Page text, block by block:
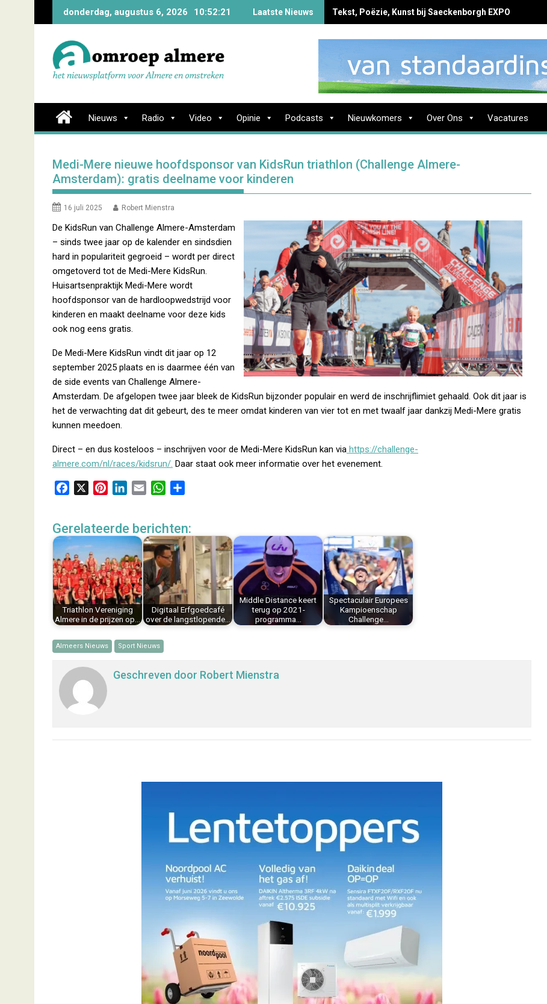
donderdag, augustus 6, 2026 10:52:22 Laatste Nieuws Tekst, Poëzie, Kunst bij Saeckenborgh EXPO
Nieuws Radio Video Opinie Podcasts Nieuwkomers Over Ons Vacatures
Medi-Mere nieuwe hoofdsponsor van KidsRun triathlon (Challenge Almere-
Amsterdam): gratis deelname voor kinderen
16 juli 2025 Robert Mienstra
De KidsRun van Challenge Almere-Amsterdam
– sinds twee jaar op de kalender en sindsdien
hard in populariteit gegroeid – wordt per direct
omgetoverd tot de Medi-Mere KidsRun.
Huisartsenpraktijk Medi-Mere wordt
hoofdsponsor van de hardloopwedstrijd voor
kinderen en maakt deelname voor deze kids
ook nog eens gratis.
De Medi-Mere KidsRun vindt dit jaar op 12
september 2025 plaats en is daarmee één van
de side events van Challenge Almere-
Amsterdam. De afgelopen twee jaar bleek de KidsRun bijzonder populair en werd de inschrijflimiet gehaald. Ook dit jaar is
het de verwachting dat dit gebeurt, des te meer omdat kinderen van vier tot en met twaalf jaar dankzij Medi-Mere gratis
kunnen meedoen.
Direct – en dus kosteloos – inschrijven voor de Medi-Mere KidsRun kan via https://challenge-
almere.com/nl/races/kidsrun/. Daar staat ook meer informatie over het evenement.
e
b
o
o
k
t
e
r
e
s
t
k
e
d
I
n
i
l
W
t
s
A
p
p
e
n
Gerelateerde berichten:
Triathlon Vereniging
Almere in de prijzen op…
Digitaal Erfgoedcafé
over de langstlopende…
Middle Distance keert
terug op 2021-
programma…
Spectaculair Europees
Kampioenschap
Challenge…
Almeers Nieuws Sport Nieuws
Geschreven door Robert Mienstra